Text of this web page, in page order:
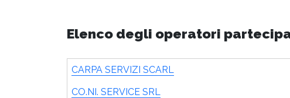
Elenco degli operatori
CARPA SERVIZI SCARL
CO.NI. SERVICE SRL